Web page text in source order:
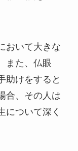
おいて大きな
また、仏眼
助けをすると
合、その人は
について深く